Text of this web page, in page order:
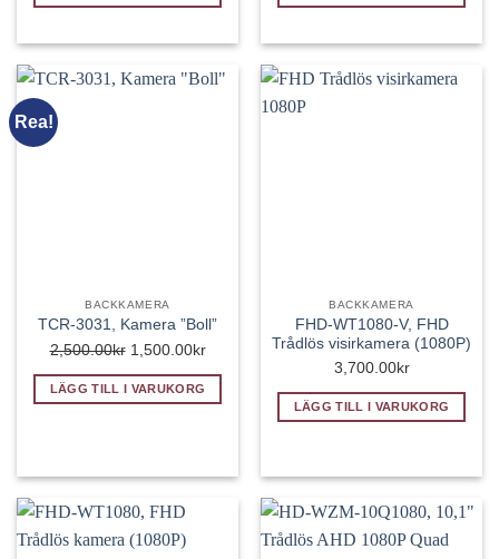
Rea!
BACKKAMERA
TCR-3031, Kamera ”Boll”
2,500.00kr Det
ursprungliga
priset
1,500.00krDet
nuvarande
LÄGG TILL I VARUKORG
BACKKAMERA
FHD-WT1080-V, FHD
Trådlös visirkamera (1080P)
3,700.00kr
LÄGG TILL I VARUKORG